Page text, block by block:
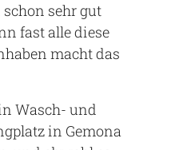
sehr gut
fast alle diese
macht das
Wasch- und
in Gemona